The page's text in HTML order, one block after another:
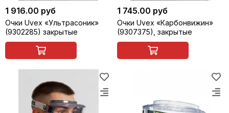
1 916.00 руб
Очки Uvex «Ультрасоник»
(9302285) закрытые
1 745.00 руб
Очки Uvex «Карбонвижин»
(9307375), закрытые